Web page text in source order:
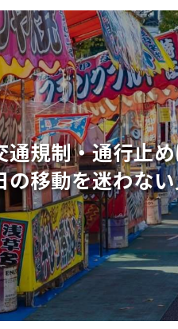
規制・通行止
移動を迷わな